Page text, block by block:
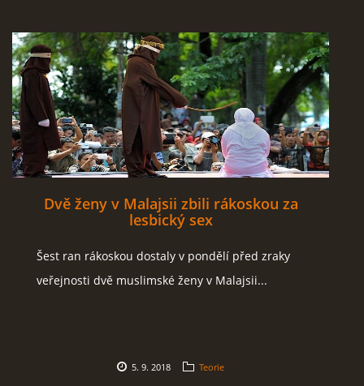
Dvě ženy v Malajsii zbili rákoskou za
lesbický sex
Šest ran rákoskou dostaly v pondělí před zraky
veřejnosti dvě muslimské ženy v Malajsii...
5. 9. 2018 Teorie